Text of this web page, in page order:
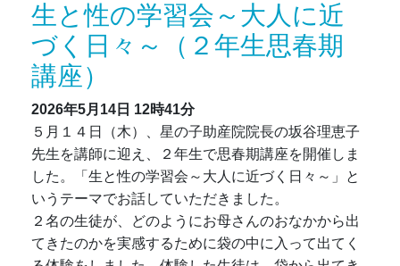
生と性の学習会～大人に近
づく日々～（２年生思春期
講座）
2026年5月14日 12時41分
５月１４日（木）、星の子助産院院長の坂谷理恵子
先生を講師に迎え、２年生で思春期講座を開催しま
した。「生と性の学習会～大人に近づく日々～」と
いうテーマでお話していただきました。
２名の生徒が、どのようにお母さんのおなかから出
てきたのかを実感するために袋の中に入って出てく